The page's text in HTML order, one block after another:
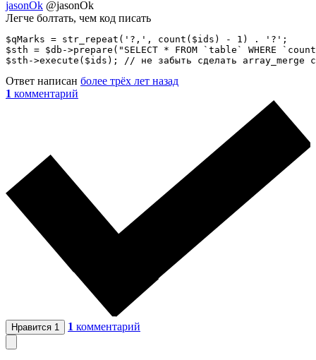
jasonOk @jasonOk
Легче болтать, чем код писать
$qMarks = str_repeat('?,', count($ids) - 1) . '?';
$sth = $db->prepare("SELECT * FROM `table` WHERE
$sth->execute($ids); // не забыть сделать array_merge
Ответ написан более трёх лет назад
1 комментарий
Нравится 1 1 комментарий